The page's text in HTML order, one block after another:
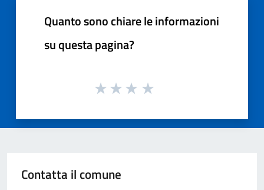
Quanto sono chiare le informazioni
su questa pagina?
Contatta il comune